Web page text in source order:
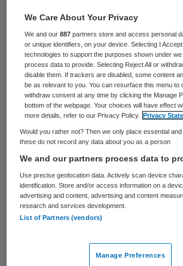
Nederlandse ggz zich grote
het Wlz-inkoopbeleid voor de
2023. Eerder uitte de
haar bezwaren in een
aan Zorgverzekeraars
Veronique Esman, directeur
Nederlandse ggz, deze ook
schriftelijke reactieaan
De argumenten in een
inkoopsystematiek van een
opslag, zonder dat het
toereikend. Op deze manier
We Care About Your Privacy
We and our887 partners store and access personal
or unique identifiers, on your device. Selecting I
technologies to support the purposes shown under
process data to provide. Selecting Reject All or
disable them. If trackers are disabled, some content
be as relevant to you. You can resurface this menu to
withdraw consent at any time by clicking the Manage
bottom of the webpage. Your choices will have effect
more details, refer to our Privacy Policy.
Privacy
Would you rather not? Then we only place essential and
these do not record any data about you as a person
We and our partners process data to
Use precise geolocation data. Actively scan device
identification. Store and/or access information on a
advertising and content, advertising and content
research and services development.
List of Partners (vendors)
Manage Preferences